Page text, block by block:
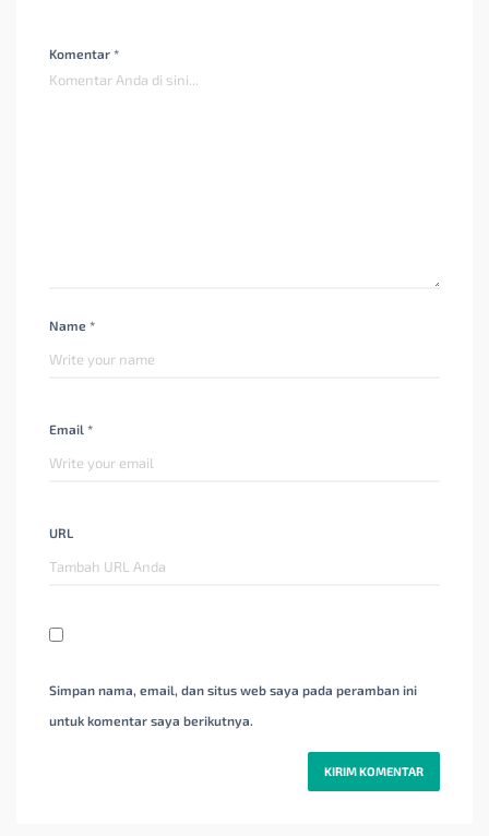
Komentar *
Name *
Email *
URL
Simpan nama, email, dan situs web saya pada peramban ini
untuk komentar saya berikutnya.